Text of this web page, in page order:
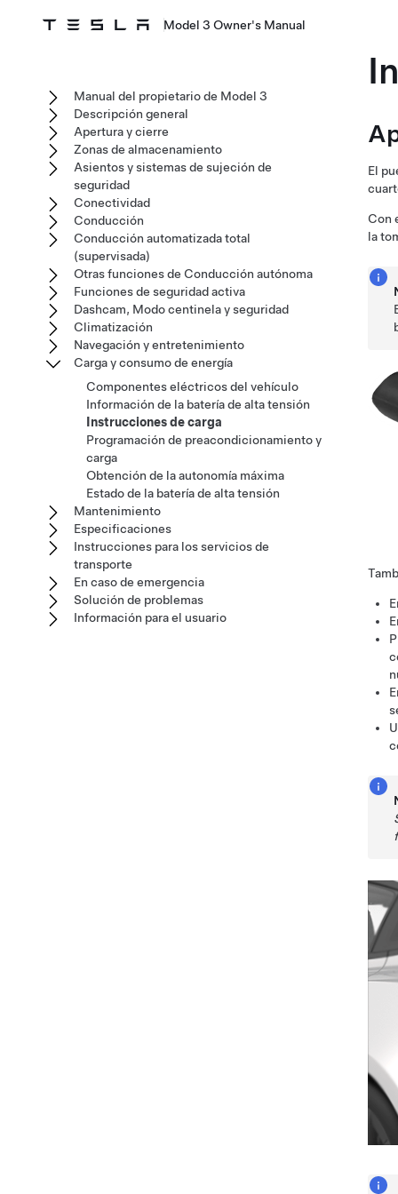
Model 3 Owner's Manual
El
Con
la
Manual del propietario de Model 3
Descripción general
Apertura y cierre
Zonas de almacenamiento
Asientos y sistemas de sujeción de
seguridad
Conectividad
Conducción
Conducción automatizada total
(supervisada)
Otras funciones de Conducción autónoma
Funciones de seguridad activa
Dashcam, Modo centinela y seguridad
Climatización
Navegación y entretenimiento
Carga y consumo de energía
Componentes eléctricos del vehículo
Información de la batería de alta tensión
Instrucciones de carga
Programación de preacondicionamiento y
carga
Obtención de la autonomía máxima
Estado de la batería de alta tensión
Mantenimiento
Especificaciones
Instrucciones para los servicios de
transporte
En caso de emergencia
Solución de problemas
Información para el usuario